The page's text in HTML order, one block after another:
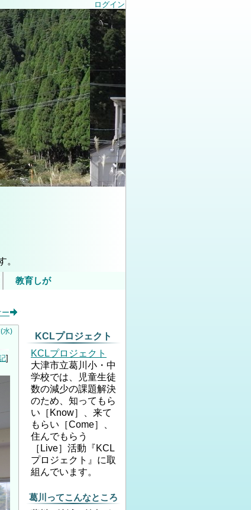
ログイン
。
教育しが
(水)
KCLプロジェクト
KCLプロジェクト
大津市立葛川小・中
学校では、児童生徒
数の減少の課題解決
のため、知ってもら
い［Know］、来て
もらい［Come］、
住んでもらう
［Live］活動『KCL
プロジェクト』に取
組んでいます。
葛川ってこんなところ